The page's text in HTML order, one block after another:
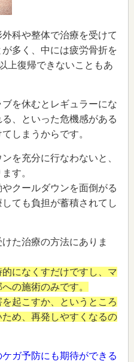
科や整体で治療を受けて
多く、中には疲労骨折を
上復帰できないこともあ
を休むとレギュラーにな
、といった危機感がある
しまうからです。
を充分に行なわないと、
す。
クールダウンを面倒がる
ても負担が蓄積されてし
た治療の方法にありま
になくすだけですし、マ
の施術のみです。
起こすか、というところ
め、再発しやすくなるの
ガ予防にも期待ができる